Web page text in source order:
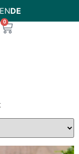
ENDE
0